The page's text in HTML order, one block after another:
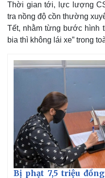
Thời gian tới, lực lượng
tra nồng độ cồn thường
Tết, nhằm từng bước hình
bia thì không lái xe” trong
Bị phạt 7,5 triệu